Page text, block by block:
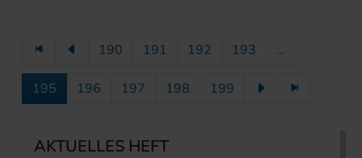
190 191 192 193 ...
195 196 197 198 199
AKTUELLES HEFT